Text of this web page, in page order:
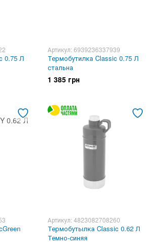
0.75 Л
Артикул: 6939236337939
Термобутилка Classic 0.75 Л
стальна
1 385 грн
Артикул: 4823082708260
Термобутылка Classic 0.62 Л
Темно-синяя